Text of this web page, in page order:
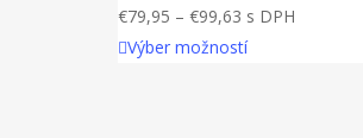
stránke
produktu.
Možnosti
€79,95 – €99,63 Price
range:
s DPH
Výber možnostíTento